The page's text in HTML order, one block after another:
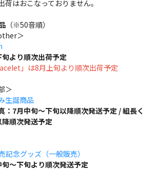
はおこなっておりません。
（※50音順）
＞
旬より順次出荷予定
」は8月上旬より順次出荷予定
＞
生誕商品
：7月中旬～下旬以降順次発送予定 / 組長く
順次発送予定
記念グッズ（一般販売）
旬～下旬より順次発送予定